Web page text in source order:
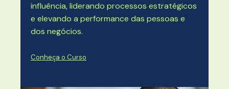
influência, liderando processos estratégicos
e elevando a performance das pessoas e
dos negócios.
Conheça o Curso